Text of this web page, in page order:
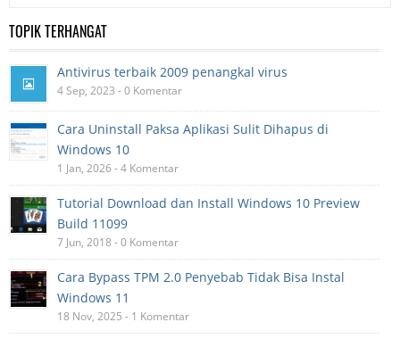
TOPIK TERHANGAT
Antivirus terbaik 2009 penangkal virus
4 Sep, 2023 - 0 Komentar
Cara Uninstall Paksa Aplikasi Sulit Dihapus di
Windows 10
1 Jan, 2026 - 4 Komentar
Tutorial Download dan Install Windows 10 Preview
Build 11099
7 Jun, 2018 - 0 Komentar
Cara Bypass TPM 2.0 Penyebab Tidak Bisa Instal
Windows 11
18 Nov, 2025 - 1 Komentar